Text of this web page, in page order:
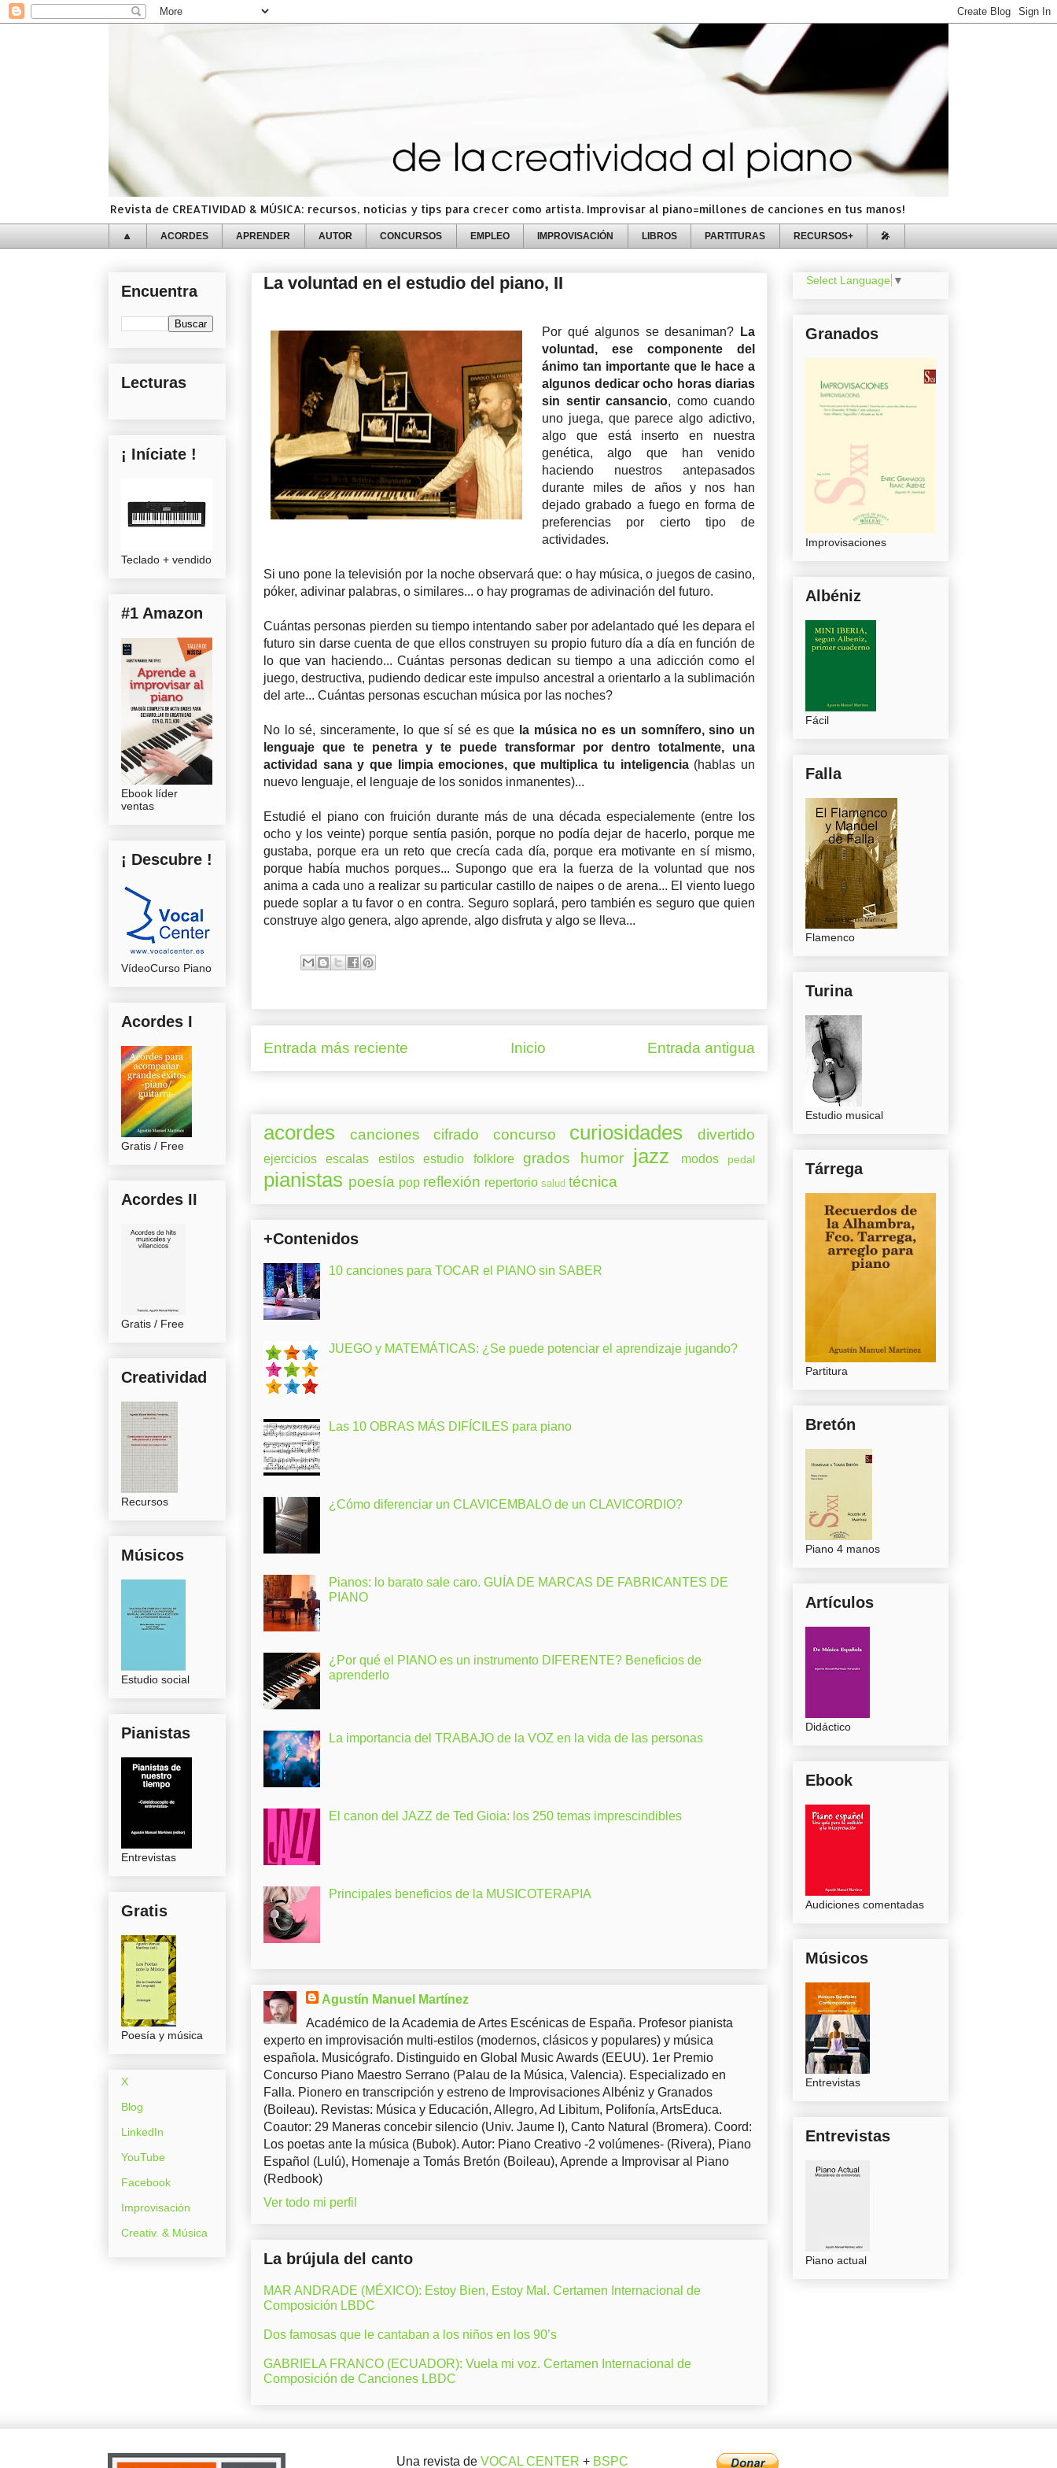
Revista de CREATIVIDAD & MÚSICA: recursos, noticias y tips para crecer como artista. Improvisar al piano=millones de canciones en tus manos!
🔼 ACORDES APRENDER AUTOR CONCURSOS EMPLEO IMPROVISACIÓN LIBROS PARTITURAS RECURSOS+ 🎤
La voluntad en el estudio del piano, II
Por qué algunos se desaniman? La
voluntad, ese componente del
ánimo tan importante que le hace a
algunos dedicar ocho horas diarias
sin sentir cansancio, como cuando
uno juega, que parece algo adictivo,
algo que está inserto en nuestra
genética, algo que han venido
haciendo nuestros antepasados
durante miles de años y nos han
dejado grabado a fuego en forma de
preferencias por cierto tipo de
actividades.
Si uno pone la televisión por la noche observará que: o hay música, o juegos de casino,
póker, adivinar palabras, o similares... o hay programas de adivinación del futuro.
Cuántas personas pierden su tiempo intentando saber por adelantado qué les depara el
futuro sin darse cuenta de que ellos construyen su propio futuro día a día en función de
lo que van haciendo... Cuántas personas dedican su tiempo a una adicción como el
juego, destructiva, pudiendo dedicar este impulso ancestral a orientarlo a la sublimación
del arte... Cuántas personas escuchan música por las noches?
No lo sé, sinceramente, lo que sí sé es que la música no es un somnífero, sino un
lenguaje que te penetra y te puede transformar por dentro totalmente, una
actividad sana y que limpia emociones, que multiplica tu inteligencia(hablas un
nuevo lenguaje, el lenguaje de los sonidos inmanentes)...
Estudié el piano con fruición durante más de una década especialemente (entre los
ocho y los veinte) porque sentía pasión, porque no podía dejar de hacerlo, porque me
gustaba, porque era un reto que crecía cada día, porque era motivante en sí mismo,
porque había muchos porques... Supongo que era la fuerza de la voluntad que nos
anima a cada uno a realizar su particular castillo de naipes o de arena... El viento luego
puede soplar a tu favor o en contra. Seguro soplará, pero también es seguro que quien
construye algo genera, algo aprende, algo disfruta y algo se lleva...
Entrada más reciente Entrada antigua
Inicio
acordes canciones cifrado concurso curiosidades divertido
ejercicios escalas estilos estudio folklore grados humor jazz modos pedal
pianistas poesía pop reflexión repertorio salud técnica
+Contenidos
10 canciones para TOCAR el PIANO sin SABER
JUEGO y MATEMÁTICAS: ¿Se puede potenciar el aprendizaje jugando?
Las 10 OBRAS MÁS DIFÍCILES para piano
¿Cómo diferenciar un CLAVICEMBALO de un CLAVICORDIO?
Pianos: lo barato sale caro. GUÍA DE MARCAS DE FABRICANTES DE
PIANO
¿Por qué el PIANO es un instrumento DIFERENTE? Beneficios de
aprenderlo
La importancia del TRABAJO de la VOZ en la vida de las personas
El canon del JAZZ de Ted Gioia: los 250 temas imprescindibles
Principales beneficios de la MUSICOTERAPIA
Agustín Manuel Martínez
Académico de la Academia de Artes Escénicas de España. Profesor pianista
experto en improvisación multi-estilos (modernos, clásicos y populares) y música
española. Musicógrafo. Distinguido en Global Music Awards (EEUU). 1er Premio
Concurso Piano Maestro Serrano (Palau de la Música, Valencia). Especializado en
Falla. Pionero en transcripción y estreno de Improvisaciones Albéniz y Granados
(Boileau). Revistas: Música y Educación, Allegro, Ad Libitum, Polifonía, ArtsEduca.
Coautor: 29 Maneras concebir silencio (Univ. Jaume I), Canto Natural (Bromera). Coord:
Los poetas ante la música (Bubok). Autor: Piano Creativo -2 volúmenes- (Rivera), Piano
Español (Lulú), Homenaje a Tomás Bretón (Boileau), Aprende a Improvisar al Piano
(Redbook)
Ver todo mi perfil
La brújula del canto
MAR ANDRADE (MÉXICO): Estoy Bien, Estoy Mal. Certamen Internacional de
Composición LBDC
Dos famosas que le cantaban a los niños en los 90’s
GABRIELA FRANCO (ECUADOR): Vuela mi voz. Certamen Internacional de
Composición de Canciones LBDC
Encuentra
Lecturas
¡ Iníciate !
Teclado + vendido
#1 Amazon
Ebook líder
ventas
¡ Descubre !
VídeoCurso Piano
Acordes I
Gratis / Free
Acordes II
Gratis / Free
Creatividad
Recursos
Músicos
Estudio social
Pianistas
Entrevistas
Gratis
Poesía y música
X
Blog
LinkedIn
YouTube
Facebook
Improvisación
Creativ. & Música
Select Language ▼
Granados
Improvisaciones
Albéniz
Fácil
Falla
Flamenco
Turina
Estudio musical
Tárrega
Partitura
Bretón
Piano 4 manos
Artículos
Didáctico
Ebook
Audiciones comentadas
Músicos
Entrevistas
Entrevistas
Piano actual
Una revista de VOCAL CENTER + BSPC